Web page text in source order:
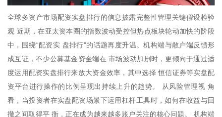
全球多资产市场配资实盘排行的信息披露完整性管理关键假设检验
观 近期，在亚太资本圈的指数波动受控但热点板块轮动加快的阶段
中，围绕“配资实 盘排行”的话题再度升温。机构端与散户端反馈形
成互证，不少公募基金资金端在 市场波动加剧时，更倾向于通过适
度运用配资实盘排行来放大资金效率，其中选择 恒信证券等实盘配
资平台进行操作的比例呈现出持续上升的趋势。 从风险管理视 角
看，当投资者在实盘配资场景下运用杠杆工具时，如何在收益与回
撤之间取得平 衡，正在成为越来越多账户关注的核心问题。 机构端